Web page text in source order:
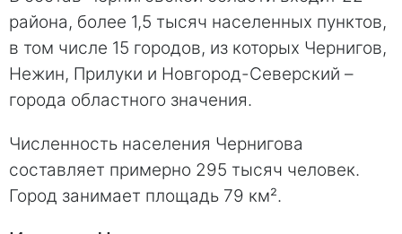
района, более 1,5 тысяч населенных пунктов,
в том числе 15 городов, из которых Чернигов,
Нежин, Прилуки и Новгород-Северский –
города областного значения.
Численность населения Чернигова
составляет примерно 295 тысяч человек.
Город занимает площадь 79 км².